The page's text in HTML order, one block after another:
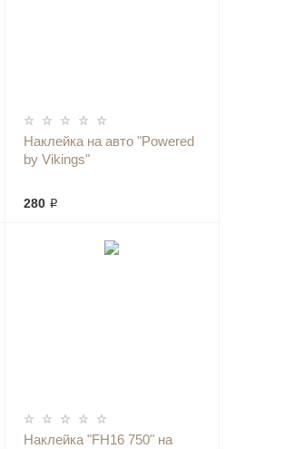
Наклейка на авто "Powered
by Vikings"
280 ₽
Наклейка "FH16 750" на